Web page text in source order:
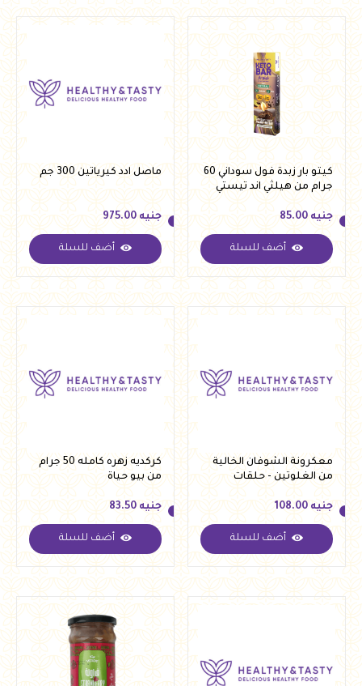
كيتو بار زبدة فول سوداني 60
جرام من هيلثي اند تيستي
جنيه
جنيه 85.00
أضف للسلة
ماصل ادد كيرياتين 300 جم
جنيه
جنيه 975.00
أضف للسلة
معكرونة الشوفان الخالية
من الغلوتين - حلقات
صغيرة من لينو 250 جرام
جنيه
جنيه 108.00
أضف للسلة
كركديه زهره كامله 50 جرام
من بيو حياة
جنيه
جنيه 83.50
أضف للسلة